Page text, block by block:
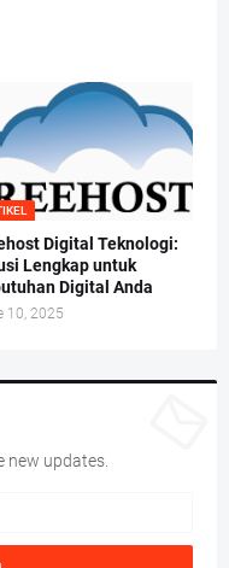
Digital Teknologi:
Lengkap untuk
Digital Anda
10, 2025
new updates.